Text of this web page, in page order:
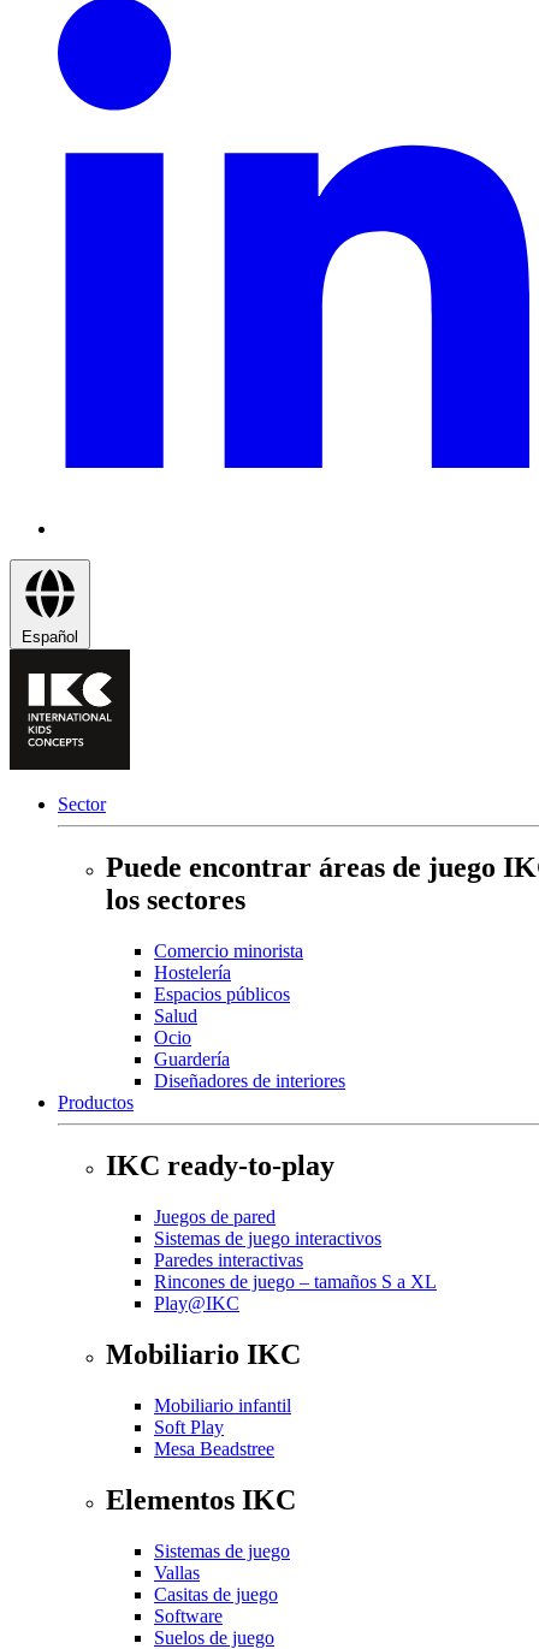
Español
Sector
Puede encontrar áreas de juego
los sectores
Comercio minorista
Hostelería
Espacios públicos
Salud
Ocio
Guardería
Diseñadores de interiores
Productos
IKC ready-to-play
Juegos de pared
Sistemas de juego interactivos
Paredes interactivas
Rincones de juego – tamaños S a XL
Play@IKC
Mobiliario IKC
Mobiliario infantil
Soft Play
Mesa Beadstree
Elementos IKC
Sistemas de juego
Vallas
Casitas de juego
Software
Suelos de juego